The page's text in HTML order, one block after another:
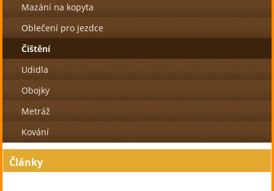
Mazání na kopyta
Oblečení pro jezdce
Čištění
Udidla
Obojky
Metráž
Kování
Články